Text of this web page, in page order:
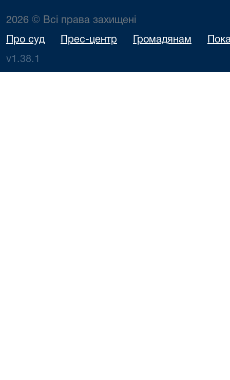
2026 © Всі права захищені
Про суд Прес-центр Громадянам
v1.38.1